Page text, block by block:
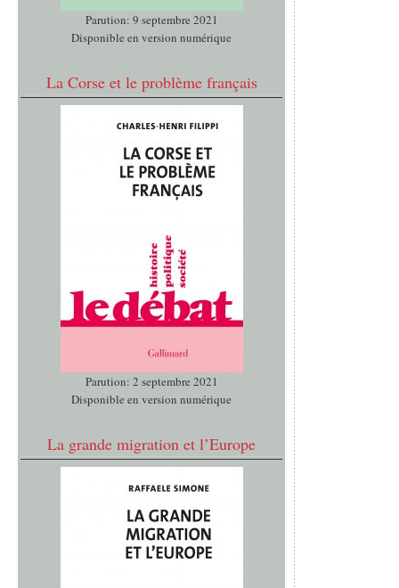
Parution: 9 septembre 2021
Disponible en version numérique
La Corse et le problème français
Parution: 2 septembre 2021
Disponible en version numérique
La grande migration et l’Europe